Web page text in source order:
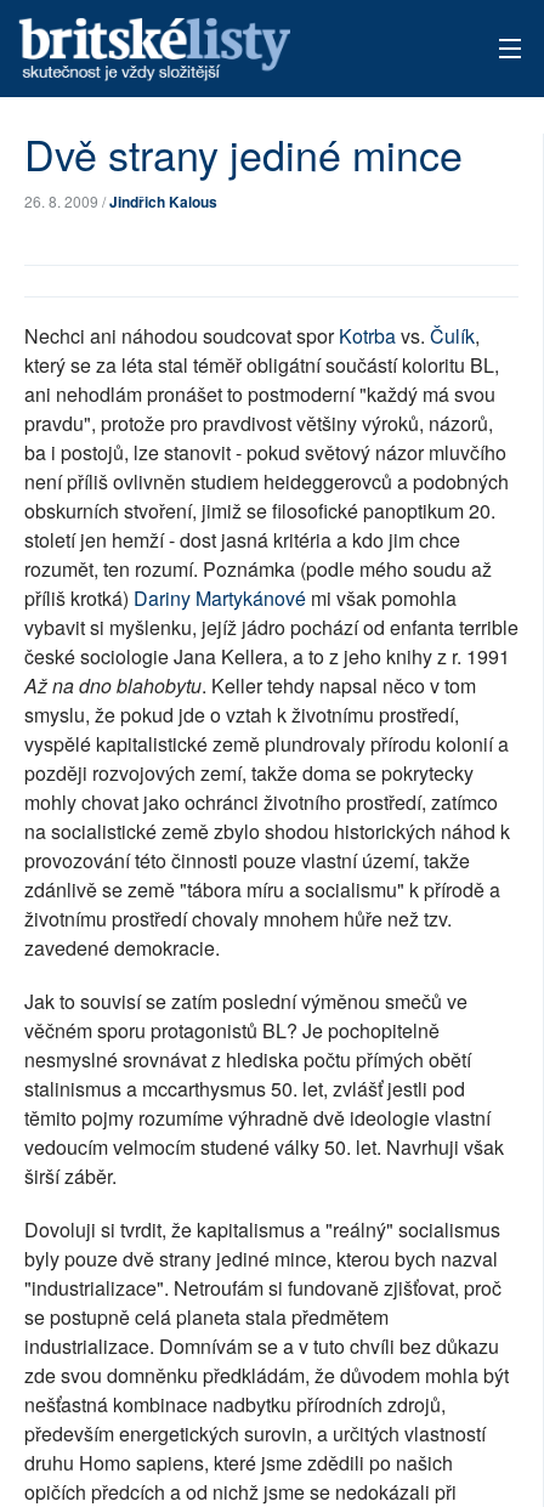
PŘÍSPĚVKY NA PROVOZ
Dvě strany jediné mince
26. 8. 2009 /Jindřich Kalous
Nechci ani náhodou soudcovat sporKotrbavs. Čulík,
který se za léta stal téměř obligátní součástí koloritu BL,
ani nehodlám pronášet to postmoderní "každý má svou
pravdu", protože pro pravdivost většiny výroků, názorů,
ba i postojů, lze stanovit - pokud světový názor mluvčího
není příliš ovlivněn studiem heideggerovců a podobných
obskurních stvoření, jimiž se filosofické panoptikum 20.
století jen hemží - dost jasná kritéria a kdo jim chce
rozumět, ten rozumí. Poznámka (podle mého soudu až
příliš krotká) Dariny Martykánové mi však pomohla
vybavit si myšlenku, jejíž jádro pochází od enfanta terrible
české sociologie Jana Kellera, a to z jeho knihy z r. 1991
Až na dno blahobytu. Keller tehdy napsal něco v tom
smyslu, že pokud jde o vztah k životnímu prostředí,
vyspělé kapitalistické země plundrovaly přírodu kolonií a
později rozvojových zemí, takže doma se pokrytecky
mohly chovat jako ochránci životního prostředí, zatímco
na socialistické země zbylo shodou historických náhod k
provozování této činnosti pouze vlastní území, takže
zdánlivě se země "tábora míru a socialismu" k přírodě a
životnímu prostředí chovaly mnohem hůře než tzv.
zavedené demokracie.
Jak to souvisí se zatím poslední výměnou smečů ve
věčném sporu protagonistů BL? Je pochopitelně
nesmyslné srovnávat z hlediska počtu přímých obětí
stalinismus a mccarthysmus 50. let, zvlášť jestli pod
těmito pojmy rozumíme výhradně dvě ideologie vlastní
vedoucím velmocím studené války 50. let. Navrhuji však
širší záběr.
Dovoluji si tvrdit, že kapitalismus a "reálný" socialismus
byly pouze dvě strany jediné mince, kterou bych nazval
"industrializace". Netroufám si fundovaně zjišťovat, proč
se postupně celá planeta stala předmětem
industrializace. Domnívám se a v tuto chvíli bez důkazu
zde svou domněnku předkládám, že důvodem mohla být
nešťastná kombinace nadbytku přírodních zdrojů,
především energetických surovin, a určitých vlastností
druhu Homo sapiens, které jsme zdědili po našich
opičích předcích a od nichž jsme se nedokázali při